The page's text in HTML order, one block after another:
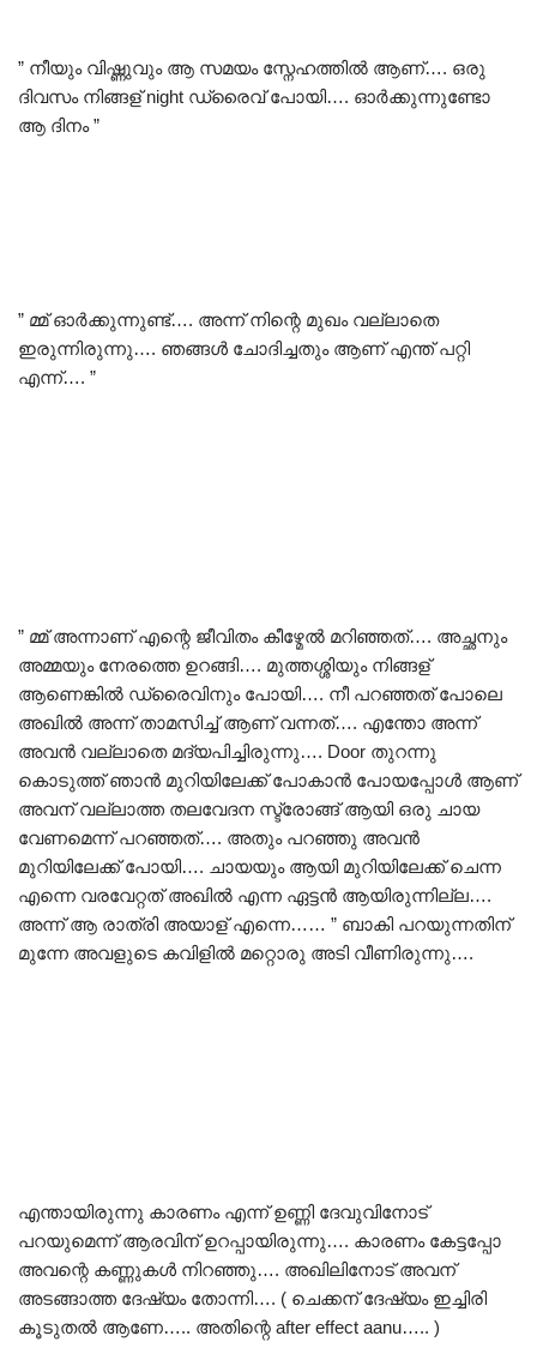
” നീയും വിഷ്ണുവും ആ സമയം സ്നേഹത്തിൽ ആണ്…. ഒരു
ദിവസം നിങ്ങള് night ഡ്രൈവ് പോയി…. ഓർക്കുന്നുണ്ടോ
ആ ദിനം ”
” മ്മ് ഓർക്കുന്നുണ്ട്…. അന്ന് നിന്റെ മുഖം വല്ലാതെ
ഇരുന്നിരുന്നു…. ഞങ്ങൾ ചോദിച്ചതും ആണ് എന്ത് പറ്റി
എന്ന്…. ”
” മ്മ് അന്നാണ് എന്റെ ജീവിതം കീഴ്മേൽ മറിഞ്ഞത്…. അച്ഛനും
അമ്മയും നേരത്തെ ഉറങ്ങി…. മുത്തശ്ശിയും നിങ്ങള്
ആണെങ്കിൽ ഡ്രൈവിനും പോയി…. നീ പറഞ്ഞത് പോലെ
അഖിൽ അന്ന് താമസിച്ച് ആണ് വന്നത്…. എന്തോ അന്ന്
അവൻ വല്ലാതെ മദ്യപിച്ചിരുന്നു…. Door തുറന്നു
കൊടുത്ത് ഞാൻ മുറിയിലേക്ക് പോകാൻ പോയപ്പോൾ ആണ്
അവന് വല്ലാത്ത തലവേദന സ്ട്രോങ്ങ് ആയി ഒരു ചായ
വേണമെന്ന് പറഞ്ഞത്…. അതും പറഞ്ഞു അവൻ
മുറിയിലേക്ക് പോയി…. ചായയും ആയി മുറിയിലേക്ക് ചെന്ന
എന്നെ വരവേറ്റത് അഖിൽ എന്ന ഏട്ടൻ ആയിരുന്നില്ല….
അന്ന് ആ രാത്രി അയാള് എന്നെ…… ” ബാകി പറയുന്നതിന്
മുന്നേ അവളുടെ കവിളിൽ മറ്റൊരു അടി വീണിരുന്നു….
എന്തായിരുന്നു കാരണം എന്ന് ഉണ്ണി ദേവുവിനോട്
പറയുമെന്ന് ആരവിന് ഉറപ്പായിരുന്നു…. കാരണം കേട്ടപ്പോ
അവന്റെ കണ്ണുകൾ നിറഞ്ഞു…. അഖിലിനോട്‌ അവന്
അടങ്ങാത്ത ദേഷ്യം തോന്നി…. ( ചെക്കന് ദേഷ്യം ഇച്ചിരി
കൂടുതൽ ആണേ….. അതിന്റെ after effect aanu….. )